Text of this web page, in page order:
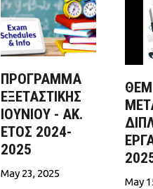
ΠΡΟΓΡΑΜΜΑ
ΕΞΕΤΑΣΤΙΚΗΣ
ΙΟΥΝΙΟΥ - ΑΚ.
ΕΤΟΣ 2024-
2025
May 23, 2025
May